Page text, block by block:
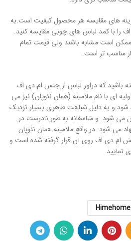
های مقایسه هر محصول کیفیت است.به
را با کمد لباس های چوبی مقایسه کنید.
است مشابه باشند ولی قیمت تمام
مناسب تر است.
باشید که دراور لباس از جنس ام دی اف
ای با نام ملامینه (همان نئوپان) نیز می
شود و به دلیل شباهت ظاهری بسیار نزدیک
شود. و متاسفانه به طور نادرست در
می شود. در واقع ملامینه همان نئوپان
ام دی اف روی آن قرار گرفته شده است و
نمایید.
Himehome